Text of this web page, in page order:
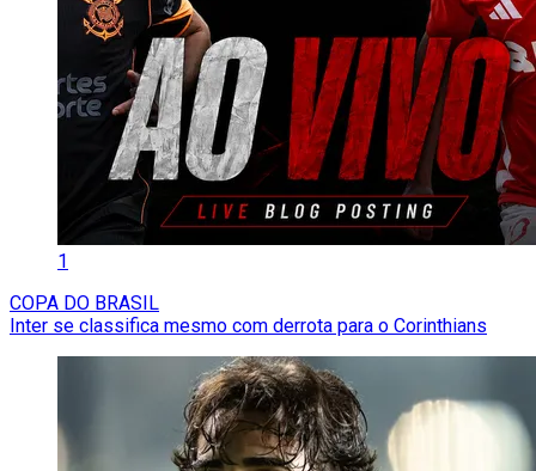
1
COPA DO BRASIL
Inter se classifica mesmo com derrota para o Corinthians